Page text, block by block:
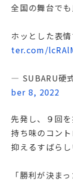
全国の舞台で
ホッとした表情
ter.com/
— SUBARU硬
ber 8, 2022
先発し、９回
持ち味のコン
抑えるすばらし
「勝利が決ま